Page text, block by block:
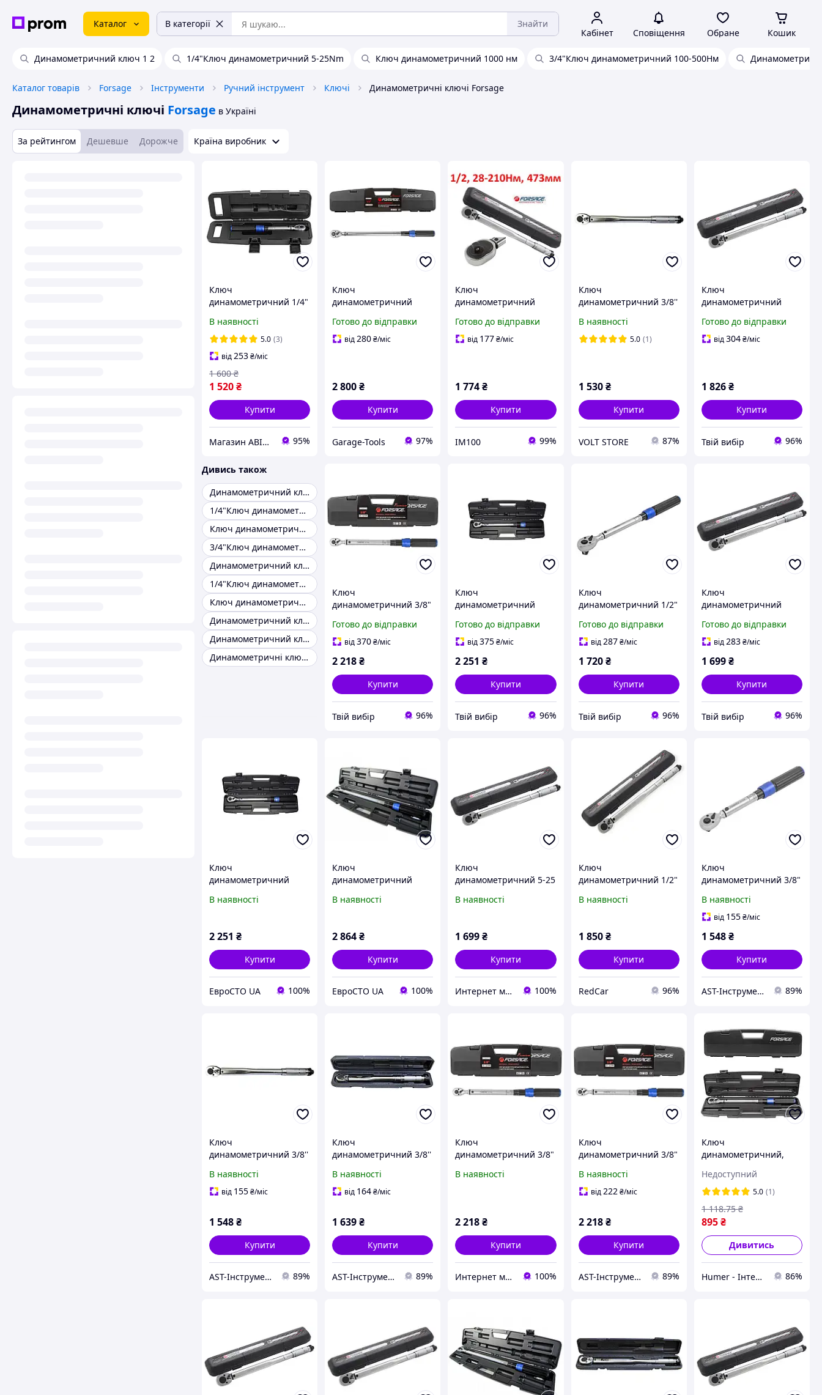
Каталог В категорії Знайти
Кабінет Сповіщення Обране Кошик
Динамометричний ключ 1 2 1/4"Ключ динамометричний 5-25Nm Ключ динамометричний 1000 нм 3/4"Ключ динамометричний 100-500Нм
Каталог товарів Forsage Інструменти Ручний інструмент Ключі Динамометричні ключі Forsage
Динамометричні ключі Forsage в Україні
За рейтингом Дешевше Дорожче Країна виробник
Ключ
динамометричний 1/4"
6472285
В наявності
5.0 (3)
від253₴/міс
1 520₴
1 600 ₴
Купити
Магазин АВІНС автоінструмент для СТО 95%
Ключ
динамометричний
фіксацією
''Premium''60-
Готово до відправки
від280₴/міс
2 800₴
Купити
Garage-Tools 97%
Ключ
динамометричний
F-6474470T. (Код6031)
Готово до відправки
від 177₴/міс
1 774₴
Купити
IM100 99%
Ключ
динамометричний 3/8''
1202
В наявності
5.0 (1)
1 530 ₴
Купити
VOLT STORE 87%
Ключ
динамометричний
210Нм 1/2''(Тайвань), у
пластиковому футлярі
Готово до відправки
від304₴/міс
1 826₴
Купити
Твій вибір 96%
Дивись також
Динамометричний ключ 1 2
1/4"Ключ динамометричний 5-25Nm
Ключ динамометричний 1000 нм
3/4"Ключ динамометричний 100-500Нм
Динамометричний ключ forsage
1/4"Ключ динамометричний 1-5Nm
Ключ динамометричний моментний
Динамометричний ключ індикацією
Динамометричний ключ kraft&dele
Динамометричні ключі для шиномонтажу
Ключ
динамометричний 3/8"
Готово до відправки
від370₴/міс
2 218₴
Купити
Твій вибір 96%
Ключ
динамометричний
швидкою фіксацією "
Premium " 20-120Нм,
Готово до відправки
від375₴/міс
2 251 ₴
Купити
Твій вибір 96%
Ключ
динамометричний 1/2"
Forsage F-6474515
Готово до відправки
від287 ₴/міс
1 720 ₴
Купити
Твій вибір 96%
Ключ
динамометричний
25Нм, 1/4"(Тайвань), у
пластиковому футлярі
Готово до відправки
від283₴/міс
1 699₴
Купити
Твій вибір 96%
Ключ
динамометричний
швидкою фіксацією
пластиковому кейсі
В наявності
2 251 ₴
Купити
ЕвроСТО UA 100%
Ключ
динамометричний
швидкою фіксацією
пластиковому кейсі
Forsage F-6474660
В наявності
2 864₴
Купити
ЕвроСТО UA 100%
Ключ
динамометричний 5-25
6472270
В наявності
1 699₴
Купити
Интернет магазин "3 щітки" 100%
Ключ
динамометричний 1/2"
кейс Forsage
В наявності
1 850 ₴
Купити
RedCar 96%
Ключ
динамометричний 3/8"
фіксацією Forsage F-
6473295
В наявності
від 155₴/міс
1 548₴
Купити
AST-Інструмент 89%
Ключ
динамометричний 3/8''
1202
В наявності
від 155₴/міс
1 548₴
Купити
AST-Інструмент 89%
Ключ
динамометричний 3/8''
типу "Profi"
В наявності
від 164₴/міс
1 639₴
Купити
AST-Інструмент 89%
Ключ
динамометричний 3/8"
фіксацією в
В наявності
2 218₴
Купити
Интернет магазин "3 щітки" 100%
Ключ
динамометричний 3/8"
В наявності
від222 ₴/міс
2 218 ₴
Купити
AST-Інструмент 89%
Ключ
динамометричний,
Premium 1/2'', 28-120
Hм
Недоступний
5.0 (1)
895₴
1 118.75 ₴
Дивитись
Humer - Інтернет-магазин інструментів 86%